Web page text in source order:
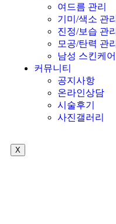
여드름 관리
기미/색소 관리
진정/보습 관리
모공/탄력 관리
남성 스킨케어
커뮤니티
공지사항
온라인상담
시술후기
사진갤러리
X